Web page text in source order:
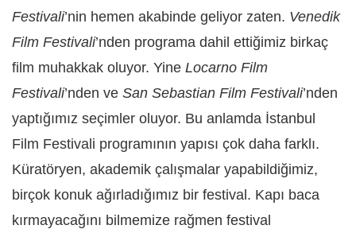
Festivali’nin hemen akabinde geliyor zaten. Venedik
Film Festivali’nden programa dahil ettiğimiz birkaç
film muhakkak oluyor. Yine Locarno Film
Festivali’nden ve San Sebastian Film Festivali’nden
yaptığımız seçimler oluyor. Bu anlamda İstanbul
Film Festivali programının yapısı çok daha farklı.
Küratöryen, akademik çalışmalar yapabildiğimiz,
birçok konuk ağırladığımız bir festival. Kapı baca
kırmayacağını bilmemize rağmen festival